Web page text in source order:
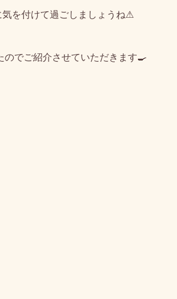
を付けて過ごしましょうね⚠
のでご紹介させていただきます🍳